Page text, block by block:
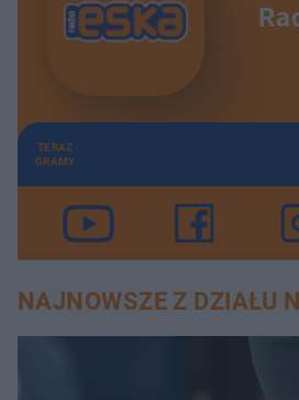
TERAZ
GRAMY
NAJNOWSZE Z DZIAŁU